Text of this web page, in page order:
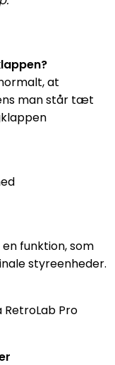
at
man står tæt
funktion, som
styreenheder.
RetroLab Pro